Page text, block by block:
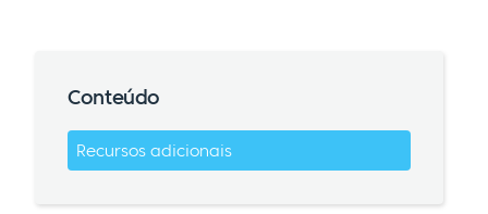
Conteúdo
Recursos adicionais